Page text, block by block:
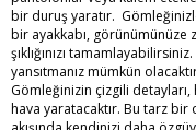
bir duruş yaratır.
bir ayakkabı, görünümünüze
şıklığınızı
yansıtmanız mümkün
Gömleğinizin çizgili
hava yaratacaktır. Bu tarz